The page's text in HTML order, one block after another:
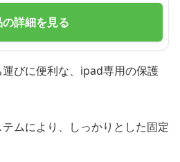
詳細を見る
びに便利な、ipad専用の保護
ムにより、しっかりとした固定